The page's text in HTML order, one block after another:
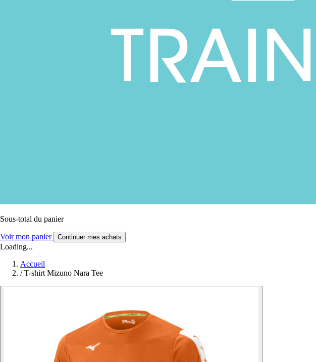
Sous-total du panier
Voir mon panier Continuer mes achats
Loading...
Accueil
/ T-shirt Mizuno Nara Tee